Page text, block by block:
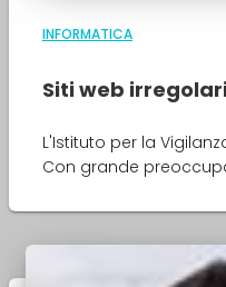
INFORMATICA
Siti web
L'Istituto per la
Con grande